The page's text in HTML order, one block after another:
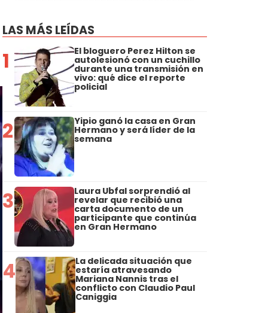
LAS MÁS LEÍDAS
1 El bloguero Perez Hilton se
autolesionó con un cuchillo
durante una transmisión en
vivo: qué dice el reporte
policial
2 Yipio ganó la casa en Gran
Hermano y será líder de la
semana
3 Laura Ubfal sorprendió al
revelar que recibió una
carta documento de un
participante que continúa
en Gran Hermano
4 La delicada situación que
estaría atravesando
Mariana Nannis tras el
conflicto con Claudio Paul
Caniggia